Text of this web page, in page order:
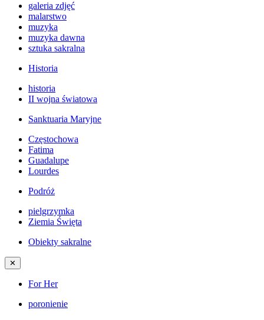
galeria zdjęć
malarstwo
muzyka
muzyka dawna
sztuka sakralna
Historia
historia
II wojna światowa
Sanktuaria Maryjne
Częstochowa
Fatima
Guadalupe
Lourdes
Podróż
pielgrzymka
Ziemia Święta
Obiekty sakralne
✕
For Her
poronienie